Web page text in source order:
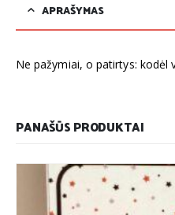
APRAŠYMAS
Ne pažymiai, o patirtys: kodėl
PANAŠŪS PRODUKTAI